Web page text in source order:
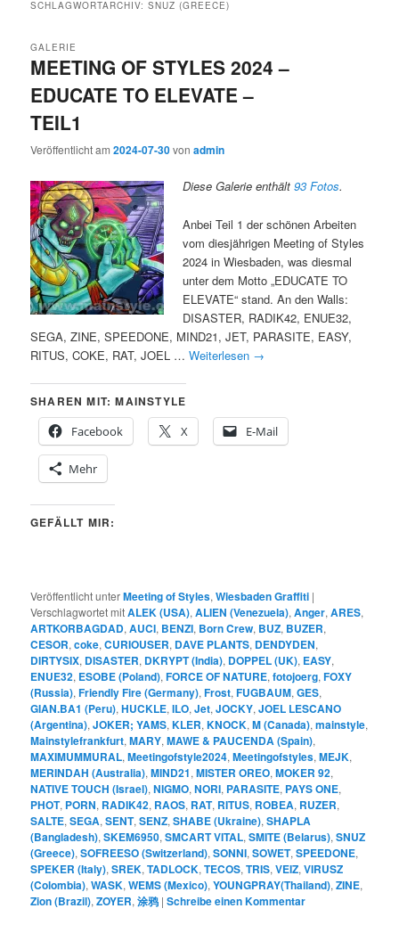
SCHLAGWORTARCHIV:SNUZ (GREECE)
MEETING OF STYLES 2024 –
EDUCATE TO ELEVATE –
TEIL1
GALERIE
Veröffentlicht am2024-07-30vonadmin
Diese Galerie enthält93 Fotos.
Anbei Teil 1 der schönen Arbeiten
vom diesjährigen Meeting of Styles
2024 in Wiesbaden, was diesmal
unter dem Motto „EDUCATE TO
ELEVATE“ stand. An den Walls:
DISASTER, RADIK42, ENUE32,
SEGA, ZINE, SPEEDONE, MIND21, JET, PARASITE, EASY,
RITUS, COKE, RAT, JOEL …Weiterlesen →
SHAREN MIT: MAINSTYLE
Facebook
X E-Mail
Mehr
GEFÄLLT MIR:
Veröffentlicht unterMeeting of Styles,Wiesbaden Graffiti |
Verschlagwortet mitALEK (USA),ALIEN (Venezuela),Anger,ARES,
ARTKORBAGDAD,AUCI, BENZI, Born Crew, BUZ, BUZER,
CESOR,coke,CURIOUSER, DAVE PLANTS, DENDYDEN,
DIRTYSIX, DISASTER, DKRYPT (India), DOPPEL (UK), EASY,
ENUE32, ESOBE (Poland),FORCE OF NATURE,fotojoerg,FOXY
(Russia),Friendly Fire (Germany),Frost,FUGBAUM,GES,
GIAN.BA1 (Peru),HUCKLE,ILO,Jet,JOCKY,JOEL LESCANO
(Argentina),JOKER; YAMS,KLER,KNOCK,M (Canada),mainstyle,
Mainstylefrankfurt,MARY,MAWE & PAUCENDA (Spain),
MAXIMUMMURAL,Meetingofstyle2024,Meetingofstyles,MEJK,
MERINDAH (Australia),MIND21,MISTER OREO,MOKER 92,
NATIVE TOUCH (Israel),NIGMO,NORI, PARASITE, PAYS ONE,
PHOT, PORN, RADIK42, RAOS, RAT, RITUS, ROBEA, RUZER,
SALTE,SEGA,SENT,SENZ,SHABE (Ukraine),SHAPLA
(Bangladesh),SKEM6950,SMCART VITAL,SMITE (Belarus),SNUZ
(Greece),SOFREESO (Switzerland),SONNI,SOWET,SPEEDONE,
SPEKER (Italy),SREK,TADLOCK,TECOS,TRIS,VEIZ,VIRUSZ
(Colombia),WASK,WEMS (Mexico),YOUNGPRAY(Thailand),ZINE,
Zion (Brazil),ZOYER,涂鸦 |Schreibe einen Kommentar